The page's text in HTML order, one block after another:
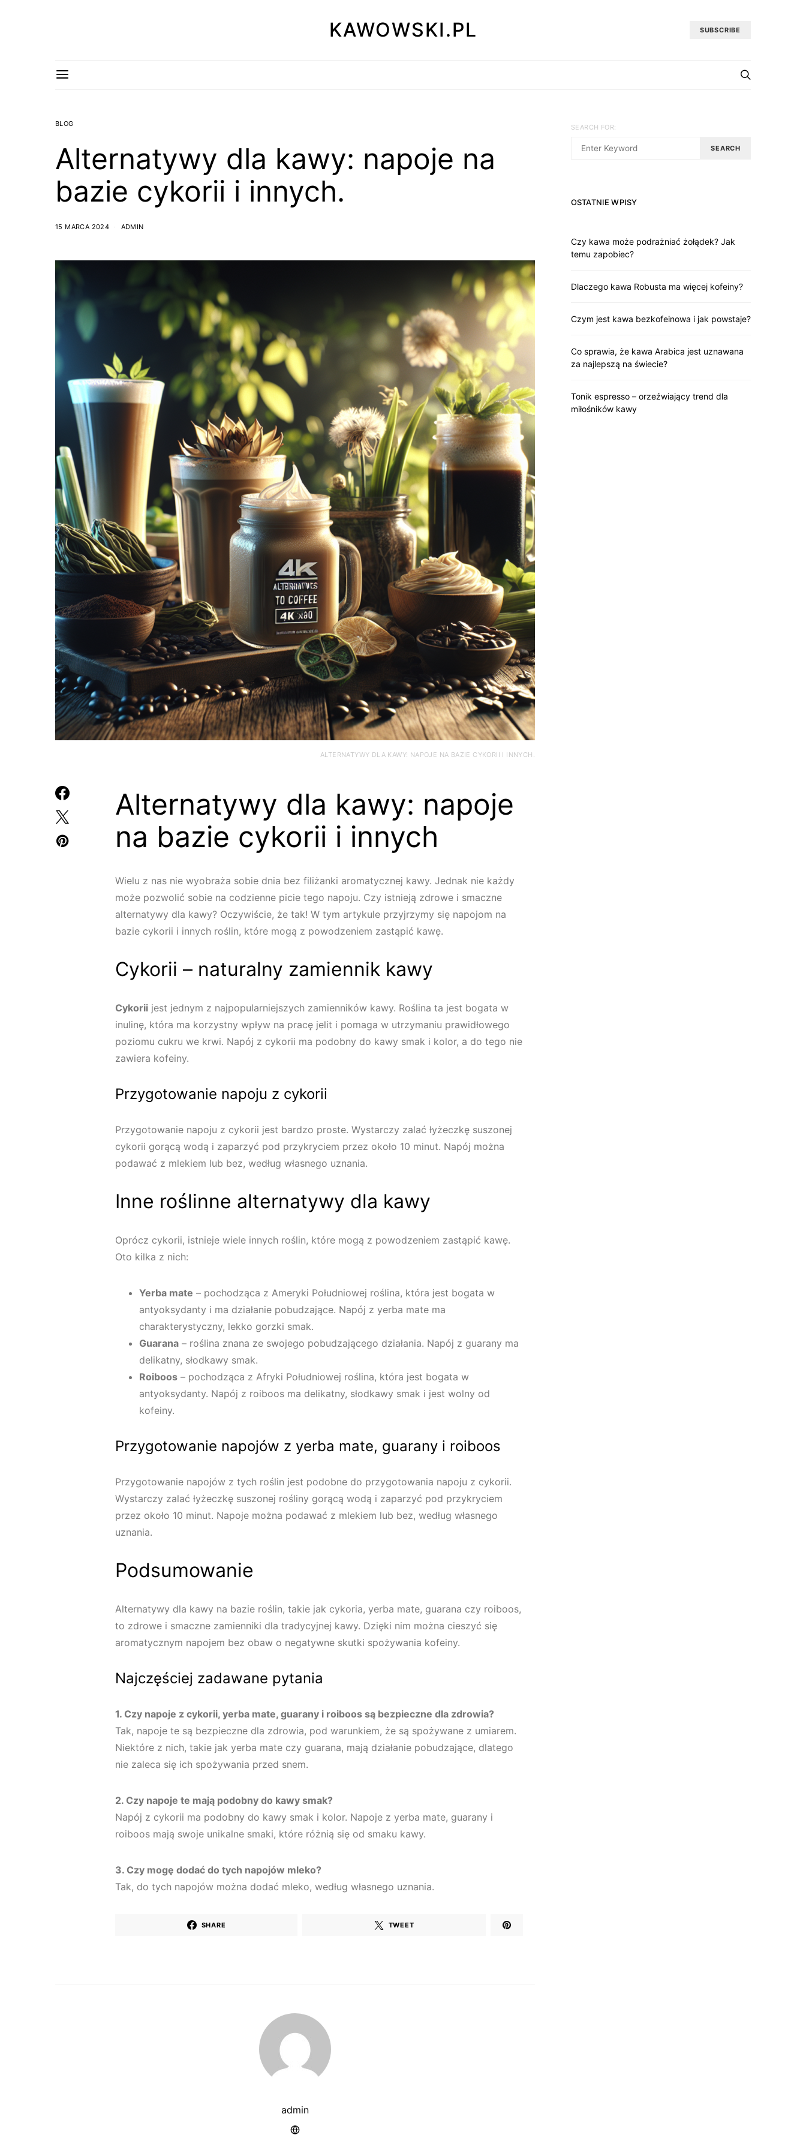
KAWOWSKI.PL SUBSCRIBE
BLOG
Alternatywy dla kawy: napoje na
bazie cykorii i innych.
15 MARCA 2024 ADMIN
ALTERNATYWY DLA KAWY: NAPOJE NA BAZIE CYKORII I INNYCH.
Alternatywy dla kawy: napoje
na bazie cykorii i innych
Wielu z nas nie wyobraża sobie dnia bez filiżanki aromatycznej kawy. Jednak nie każdy
może pozwolić sobie na codzienne picie tego napoju. Czy istnieją zdrowe i smaczne
alternatywy dla kawy? Oczywiście, że tak! W tym artykule przyjrzymy się napojom na
bazie cykorii i innych roślin, które mogą z powodzeniem zastąpić kawę.
Cykorii – naturalny zamiennik kawy
Cykorii jest jednym z najpopularniejszych zamienników kawy. Roślina ta jest bogata w
inulinę, która ma korzystny wpływ na pracę jelit i pomaga w utrzymaniu prawidłowego
poziomu cukru we krwi. Napój z cykorii ma podobny do kawy smak i kolor, a do tego nie
zawiera kofeiny.
Przygotowanie napoju z cykorii
Przygotowanie napoju z cykorii jest bardzo proste. Wystarczy zalać łyżeczkę suszonej
cykorii gorącą wodą i zaparzyć pod przykryciem przez około 10 minut. Napój można
podawać z mlekiem lub bez, według własnego uznania.
Inne roślinne alternatywy dla kawy
Oprócz cykorii, istnieje wiele innych roślin, które mogą z powodzeniem zastąpić kawę.
Oto kilka z nich:
Yerba mate – pochodząca z Ameryki Południowej roślina, która jest bogata w
antyoksydanty i ma działanie pobudzające. Napój z yerba mate ma
charakterystyczny, lekko gorzki smak.
Guarana – roślina znana ze swojego pobudzającego działania. Napój z guarany ma
delikatny, słodkawy smak.
Roiboos – pochodząca z Afryki Południowej roślina, która jest bogata w
antyoksydanty. Napój z roiboos ma delikatny, słodkawy smak i jest wolny od
kofeiny.
Przygotowanie napojów z yerba mate, guarany i roiboos
Przygotowanie napojów z tych roślin jest podobne do przygotowania napoju z cykorii.
Wystarczy zalać łyżeczkę suszonej rośliny gorącą wodą i zaparzyć pod przykryciem
przez około 10 minut. Napoje można podawać z mlekiem lub bez, według własnego
uznania.
Podsumowanie
Alternatywy dla kawy na bazie roślin, takie jak cykoria, yerba mate, guarana czy roiboos,
to zdrowe i smaczne zamienniki dla tradycyjnej kawy. Dzięki nim można cieszyć się
aromatycznym napojem bez obaw o negatywne skutki spożywania kofeiny.
Najczęściej zadawane pytania
1. Czy napoje z cykorii, yerba mate, guarany i roiboos są bezpieczne dla zdrowia?
Tak, napoje te są bezpieczne dla zdrowia, pod warunkiem, że są spożywane z umiarem.
Niektóre z nich, takie jak yerba mate czy guarana, mają działanie pobudzające, dlatego
nie zaleca się ich spożywania przed snem.
2. Czy napoje te mają podobny do kawy smak?
Napój z cykorii ma podobny do kawy smak i kolor. Napoje z yerba mate, guarany i
roiboos mają swoje unikalne smaki, które różnią się od smaku kawy.
3. Czy mogę dodać do tych napojów mleko?
Tak, do tych napojów można dodać mleko, według własnego uznania.
SHARE TWEET
admin
SEARCH FOR:
SEARCH
OSTATNIE WPISY
Czy kawa może podrażniać żołądek? Jak
temu zapobiec?
Dlaczego kawa Robusta ma więcej kofeiny?
Czym jest kawa bezkofeinowa i jak powstaje?
Co sprawia, że kawa Arabica jest uznawana
za najlepszą na świecie?
Tonik espresso – orzeźwiający trend dla
miłośników kawy